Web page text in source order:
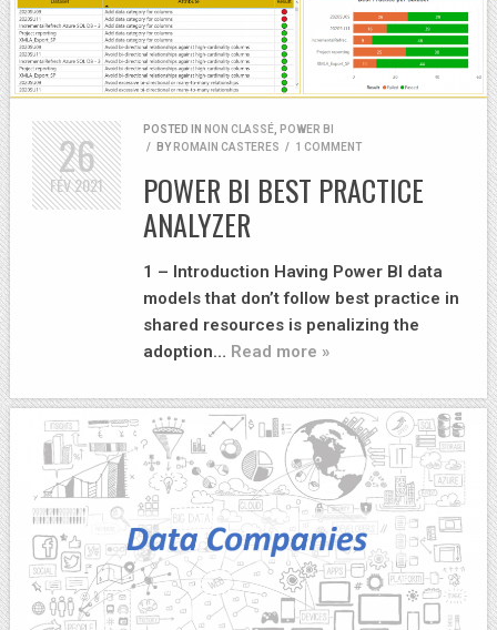
POSTED IN NON CLASSÉ
POWER BI
/
BY ROMAIN CASTERES / 1 COMMENT
POWER BI BEST PRACTICE
ANALYZER
1 – Introduction Having Power BI data
models that don’t follow best practice in
shared resources is penalizing the
adoption… Read more »
26
FÉV2021